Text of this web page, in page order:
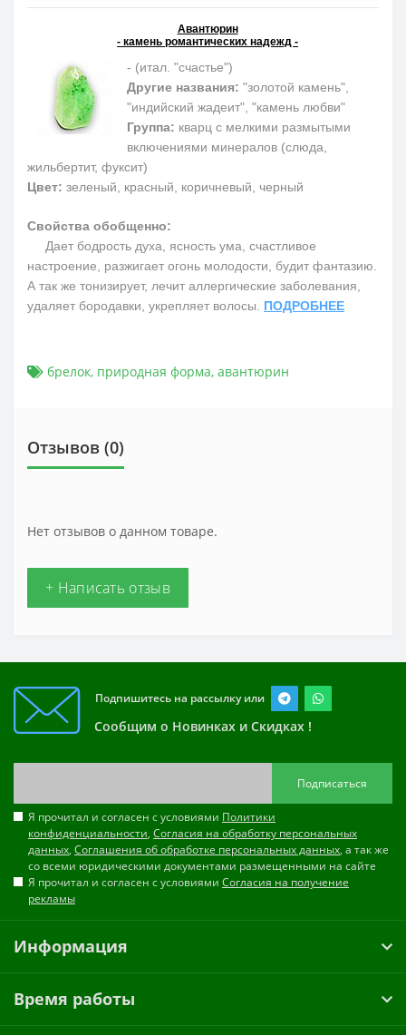
Авантюрин
- камень романтических надежд -
- (итал. "счастье")
Другие названия: "золотой камень",
"индийский жадеит", "камень любви"
Группа: кварц с мелкими размытыми
включениями минералов (слюда,
жильбертит, фуксит)
Цвет: зеленый, красный, коричневый, черный
Свойства обобщенно:
Дает бодрость духа, ясность ума, счастливое
настроение, разжигает огонь молодости, будит фантазию.
А так же тонизирует, лечит аллергические заболевания,
удаляет бородавки, укрепляет волосы. ПОДРОБНЕЕ
брелок, природная форма, авантюрин
Отзывов (0)
Нет отзывов о данном товаре.
+ Написать отзыв
Подпишитесь на рассылку или
Сообщим о Новинках и Скидках !
Подписаться
Я прочитал и согласен с условиями Политики
конфиденциальности, Согласия на обработку персональных
данных, Соглашения об обработке персональных данных, а так же
со всеми юридическими документами размещенными на сайте
Я прочитал и согласен с условиями Согласия на получение
рекламы
Информация
Время работы